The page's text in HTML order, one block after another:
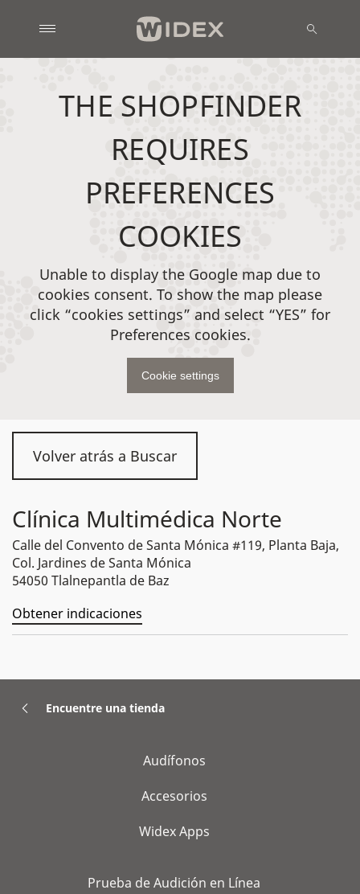
Volver atrás a Buscar
Clínica Multimédica Norte
Calle del Convento de Santa Mónica #119, Planta Baja,
Col. Jardines de Santa Mónica
54050 Tlalnepantla de Baz
Obtener indicaciones
THE SHOPFINDER
REQUIRES
PREFERENCES
COOKIES
Unable to display the Google map due to
cookies consent. To show the map please
click “cookies settings” and select “YES” for
Preferences cookies.
Cookie settings
Encuentre una tienda
Audífonos
Accesorios
Widex Apps
Prueba de Audición en Línea